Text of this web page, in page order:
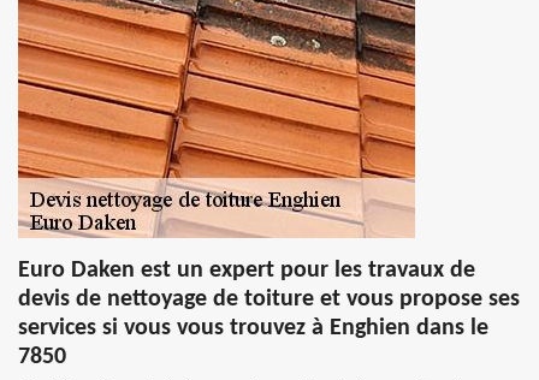
Euro Daken est un expert pour les travaux de
devis de nettoyage de toiture et vous propose ses
services si vous vous trouvez à Enghien dans le
7850